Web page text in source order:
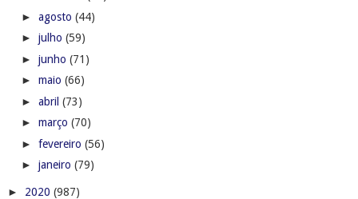
► agosto (44)
► julho (59)
► junho (71)
► maio (66)
► abril (73)
► março (70)
► fevereiro (56)
► janeiro (79)
► 2020 (987)